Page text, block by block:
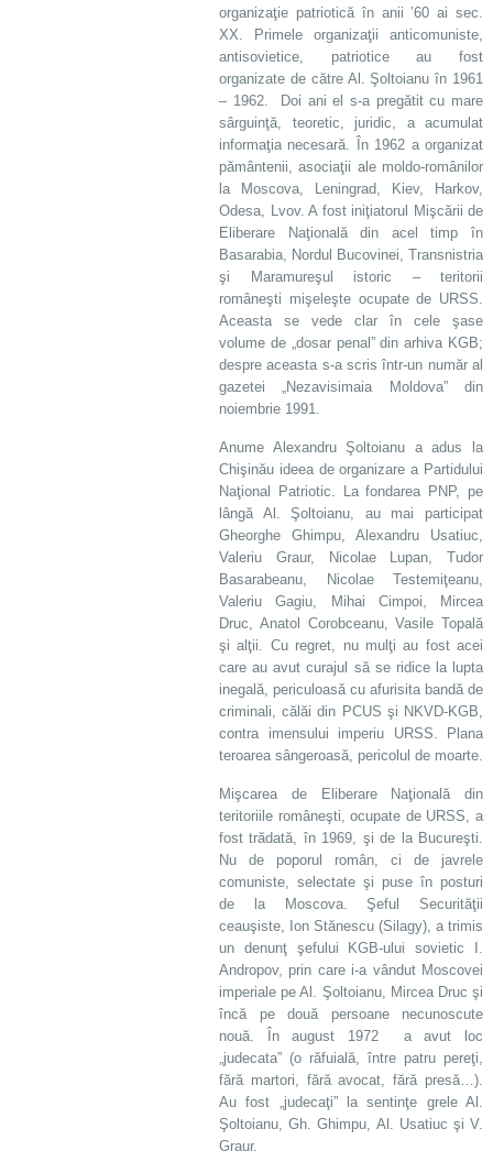
organizaţie patriotică în anii ’60 ai sec.
XX. Primele organizaţii anticomuniste,
antisovietice, patriotice au fost
organizate de către Al. Şoltoianu în 1961
– 1962. Doi ani el s-a pregătit cu mare
sârguinţă, teoretic, juridic, a acumulat
informaţia necesară. În 1962 a organizat
pământenii, asociaţii ale moldo-românilor
la Moscova, Leningrad, Kiev, Harkov,
Odesa, Lvov. A fost iniţiatorul Mişcării de
Eliberare Naţională din acel timp în
Basarabia, Nordul Bucovinei, Transnistria
şi Maramureşul istoric – teritorii
româneşti mişeleşte ocupate de URSS.
Aceasta se vede clar în cele şase
volume de „dosar penal” din arhiva KGB;
despre aceasta s-a scris într-un număr al
gazetei „Nezavisimaia Moldova” din
noiembrie 1991.
Anume Alexandru Şoltoianu a adus la
Chişinău ideea de organizare a Partidului
Naţional Patriotic. La fondarea PNP, pe
lângă Al. Şoltoianu, au mai participat
Gheorghe Ghimpu, Alexandru Usatiuc,
Valeriu Graur, Nicolae Lupan, Tudor
Basarabeanu, Nicolae Testemiţeanu,
Valeriu Gagiu, Mihai Cimpoi, Mircea
Druc, Anatol Corobceanu, Vasile Topală
şi alţii. Cu regret, nu mulţi au fost acei
care au avut curajul să se ridice la lupta
inegală, periculoasă cu afurisita bandă de
criminali, călăi din PCUS şi NKVD-KGB,
contra imensului imperiu URSS. Plana
teroarea sângeroasă, pericolul de moarte.
Mişcarea de Eliberare Naţională din
teritoriile româneşti, ocupate de URSS, a
fost trădată, în 1969, şi de la Bucureşti.
Nu de poporul român, ci de javrele
comuniste, selectate şi puse în posturi
de la Moscova. Şeful Securităţii
ceauşiste, Ion Stănescu (Silagy), a trimis
un denunţ şefului KGB-ului sovietic I.
Andropov, prin care i-a vândut Moscovei
imperiale pe Al. Şoltoianu, Mircea Druc şi
încă pe două persoane necunoscute
nouă. În august 1972 a avut loc
„judecata” (o răfuială, între patru pereţi,
fără martori, fără avocat, fără presă…).
Au fost „judecaţi” la sentinţe grele Al.
Şoltoianu, Gh. Ghimpu, Al. Usatiuc şi V.
Graur.